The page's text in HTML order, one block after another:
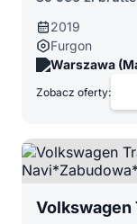
2019
Furgon
Warszawa
Zobacz oferty: